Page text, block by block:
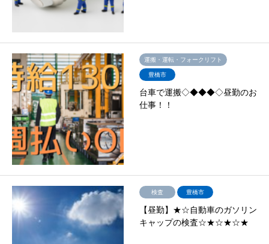
運搬・運転・フォークリフト
豊橋市
台車で運搬◇◆◆◆◇昼勤のお
仕事！！
検査 豊橋市
【昼勤】★☆自動車のガソリン
キャップの検査☆★☆★☆★